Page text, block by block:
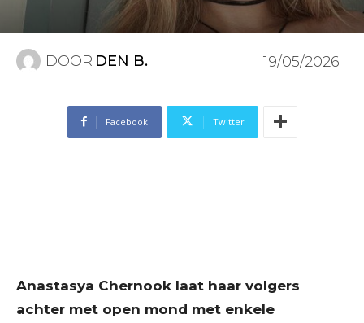
DOOR DEN B. 19/05/2026
Facebook Twitter
Anastasya Chernook laat haar volgers
achter met open mond met enkele